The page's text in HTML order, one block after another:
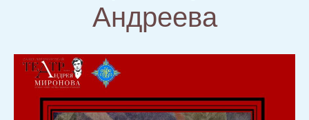
Андреева